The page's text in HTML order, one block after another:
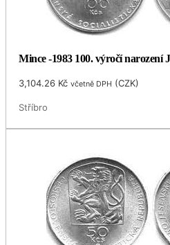
Mince -1983 100. výročí narození
3,104.26 Kč včetně DPH (CZK)
Stříbro